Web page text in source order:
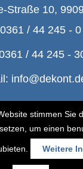
stimmen Sie
um einen
Weitere
Straße 10,
0361 / 44 245 - 0
/ 44 245 -
1991 - 2026